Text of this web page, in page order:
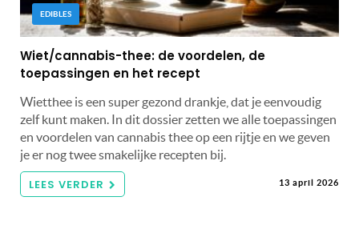
EDIBLES
Wiet/cannabis-thee: de voordelen, de
toepassingen en het recept
Wietthee is een super gezond drankje, dat je eenvoudig
zelf kunt maken. In dit dossier zetten we alle toepassingen
en voordelen van cannabis thee op een rijtje en we geven
je er nog twee smakelijke recepten bij.
LEES VERDER 13 april 2026